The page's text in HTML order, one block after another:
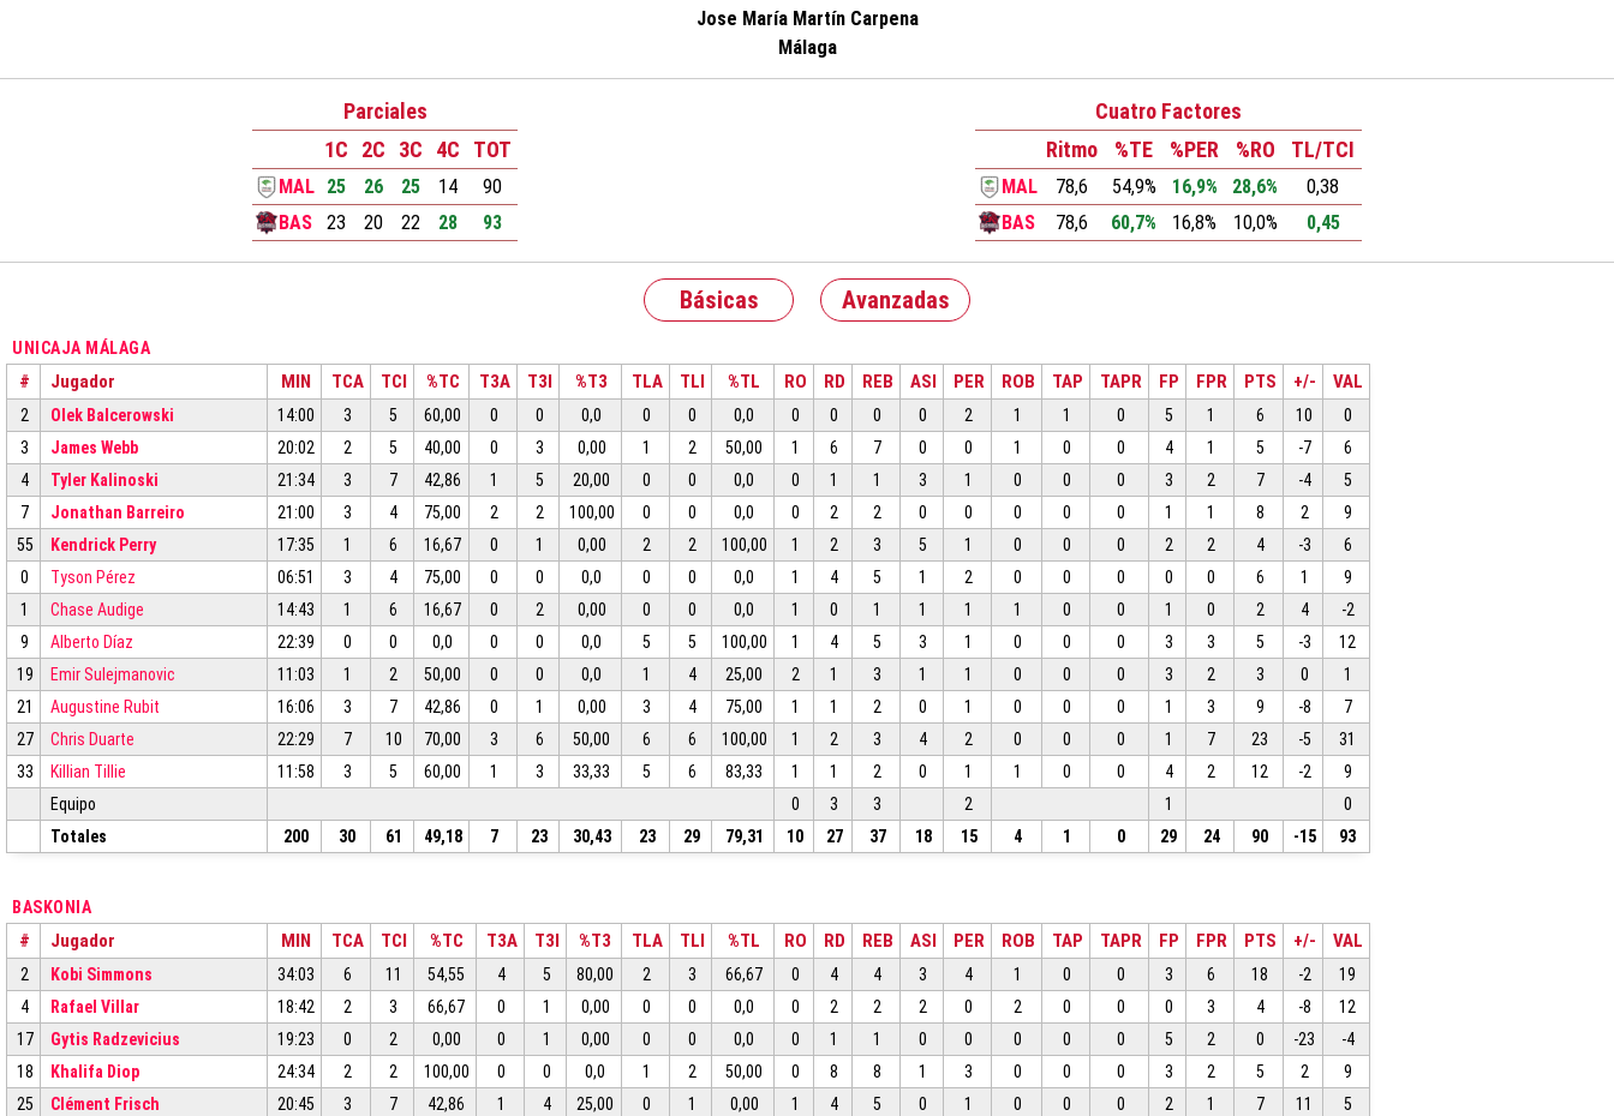
Jose María Martín Carpena
Málaga
Parciales
1C
2C 3C 4C TOT
MAL 25 26 25 14
90
BAS
23 20 22 28 93
Cuatro Factores
Ritmo
%TE %PER %RO TL/TCI
MAL 78,6 54,9% 16,9% 28,6%
0,38
BAS
78,6 60,7% 16,8% 10,0% 0,45
Básicas Avanzadas
UNICAJA MÁLAGA
# Jugador MIN TCA TCI %TC T3A T3I %T3 TLA TLI %TL RO RD REB ASI PER ROB TAP TAPR FP FPR PTS +/- VAL
2 Olek Balcerowski 14:00 3 5 60,00 0 0 0,0 0 0 0,0 0 0 0 0 2 1 1 0 5 1 6 10
0
3
James Webb 20:02 2 5 40,00 0 3 0,00 1 2 50,00 1 6 7 0 0 1 0 0 4 1 5 -7
6
4
Tyler Kalinoski 21:34 3 7 42,86 1 5 20,00 0 0 0,0 0 1 1 3 1 0 0 0 3 2 7 -4
5
7
Jonathan Barreiro 21:00 3 4 75,00 2 2 100,00 0 0 0,0 0 2 2 0 0 0 0 0 1 1 8 2
9
55
Kendrick Perry 17:35 1 6 16,67 0 1 0,00 2 2 100,00 1 2 3 5 1 0 0 0 2 2 4 -3
6
0
Tyson Pérez 06:51 3 4 75,00 0 0 0,0 0 0 0,0 1 4 5 1 2 0 0 0 0 0 6 1
9
1
Chase Audige 14:43 1 6 16,67 0 2 0,00 0 0 0,0 1 0 1 1 1 1 0 0 1 0 2 4
-2
9
Alberto Díaz 22:39 0 0 0,0 0 0 0,0 5 5 100,00 1 4 5 3 1 0 0 0 3 3 5 -3
12
19
Emir Sulejmanovic 11:03 1 2 50,00 0 0 0,0 1 4 25,00 2 1 3 1 1 0 0 0 3 2 3 0
1
21
Augustine Rubit 16:06 3 7 42,86 0 1 0,00 3 4 75,00 1 1 2 0 1 0 0 0 1 3 9 -8
7
27
Chris Duarte 22:29 7 10 70,00 3 6 50,00 6 6 100,00 1 2 3 4 2 0 0 0 1 7 23 -5
31
33
Killian Tillie 11:58 3 5 60,00 1 3 33,33 5 6 83,33 1 1 2 0 1 1 0 0 4 2 12 -2
9
Equipo
0 3 3 2 1
0
Totales
200 30 61 49,18 7 23 30,43 23 29 79,31 10 27 37 18 15 4 1 0 29 24 90 -15 93
BASKONIA
# Jugador MIN TCA TCI %TC T3A T3I %T3 TLA TLI %TL RO RD REB ASI PER ROB TAP TAPR FP FPR PTS +/- VAL
2 Kobi Simmons 34:03 6 11 54,55 4 5 80,00 2 3 66,67 0 4 4 3 4 1 0 0 3 6 18 -2
19
4
Rafael Villar 18:42 2 3 66,67 0 1 0,00 0 0 0,0 0 2 2 2 0 2 0 0 0 3 4 -8
12
17
Gytis Radzevicius 19:23 0 2 0,00 0 1 0,00 0 0 0,0 0 1 1 0 0 0 0 0 5 2 0 -23
-4
18
Khalifa Diop 24:34 2 2 100,00 0 0 0,0 1 2 50,00 0 8 8 1 3 0 0 0 3 2 5 2
9
25
Clément Frisch 20:45 3 7 42,86 1 4 25,00 0 1 0,00 1 4 5 0 1 0 0 0 2 1 7 11
5